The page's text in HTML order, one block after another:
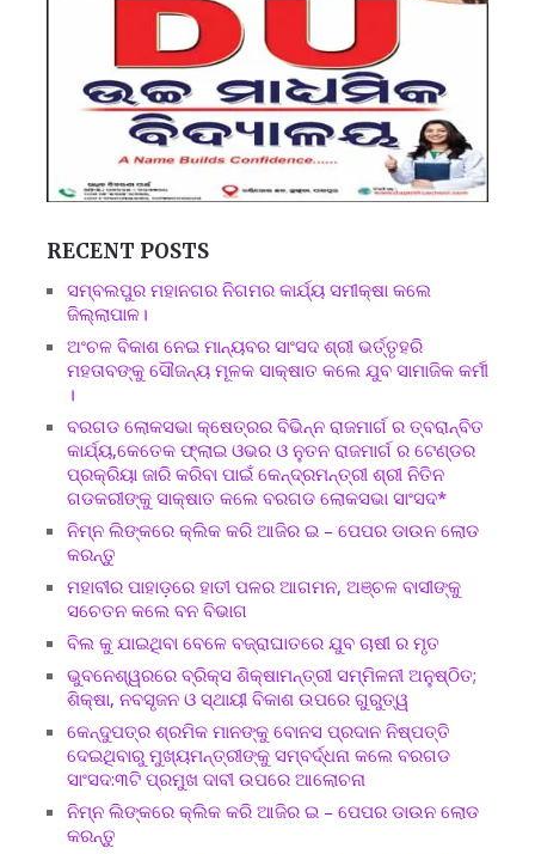
RECENT POSTS
ସମ୍ବଲପୁର ମହାନଗର ନିଗମର କାର୍ଯ୍ୟ ସମୀକ୍ଷା କଲେ
ଜିଲ୍ଲାପାଳ।
ଅଂଚଳ ବିକାଶ ନେଇ ମାନ୍ୟବର ସାଂସଦ ଶ୍ରୀ ଭର୍ତ୍ତୃହରି
ମହତାବଙ୍କୁ ସୌଜନ୍ୟ ମୂଳକ ସାକ୍ଷାତ କଲେ ଯୁବ ସାମାଜିକ କର୍ମୀ
।
ବରଗଡ ଲୋକସଭା କ୍ଷେତ୍ରର ବିଭିନ୍ନ ରାଜମାର୍ଗ ର ତ୍ବରାନ୍ବିତ
କାର୍ଯ୍ୟ,କେତେକ ଫ୍ଲାଇ ଓଭର ଓ ନୁତନ ରାଜମାର୍ଗ ର ଟେଣ୍ଡର
ପ୍ରକ୍ରିୟା ଜାରି କରିବା ପାଇଁ କେନ୍ଦ୍ରମନ୍ତ୍ରୀ ଶ୍ରୀ ନିତିନ
ଗଡକରୀଙ୍କୁ ସାକ୍ଷାତ କଲେ ବରଗଡ ଲୋକସଭା ସାଂସଦ*
ନିମ୍ନ ଲିଙ୍କରେ କ୍ଲିକ କରି ଆଜିର ଇ – ପେପର ଡାଉନ ଲୋଡ
କରନ୍ତୁ
ମହାବୀର ପାହାଡ଼ରେ ହାତୀ ପଳର ଆଗମନ, ଅଞ୍ଚଳ ବାସୀଙ୍କୁ
ସଚେତନ କଲେ ବନ ବିଭାଗ
ବିଲ କୁ ଯାଇଥିବା ବେଳେ ବଜ୍ରାଘାତରେ ଯୁବ ଚାଷୀ ର ମୃତ
ଭୁବନେଶ୍ୱରରେ ବ୍ରିକ୍ସ ଶିକ୍ଷାମନ୍ତ୍ରୀ ସମ୍ମିଳନୀ ଅନୁଷ୍ଠିତ;
ଶିକ୍ଷା, ନବସୃଜନ ଓ ସ୍ଥାୟୀ ବିକାଶ ଉପରେ ଗୁରୁତ୍ୱ
କେନ୍ଦୁପତ୍ର ଶ୍ରମିକ ମାନଙ୍କୁ ବୋନସ ପ୍ରଦାନ ନିଷ୍ପତ୍ତି
ଦେଇଥିବାରୁ ମୁଖ୍ୟମନ୍ତ୍ରୀଙ୍କୁ ସମ୍ବର୍ଦ୍ଧନା କଲେ ବରଗଡ
ସାଂସଦ:୩ଟି ପ୍ରମୁଖ ଦାବୀ ଉପରେ ଆଲୋଚନା
ନିମ୍ନ ଲିଙ୍କରେ କ୍ଲିକ କରି ଆଜିର ଇ – ପେପର ଡାଉନ ଲୋଡ
କରନ୍ତୁ